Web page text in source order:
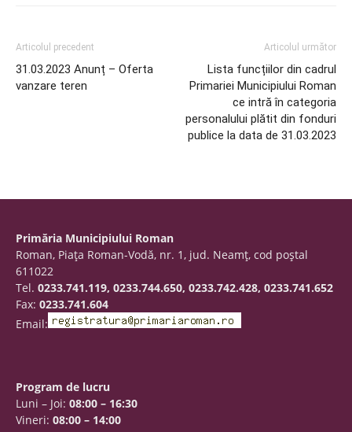
Articolul precedent
31.03.2023 Anunț – Oferta
vanzare teren
Articolul următor
Lista funcțiilor din cadrul
Primariei Municipiului Roman
ce intră în categoria
personalului plătit din fonduri
publice la data de 31.03.2023
Primăria Municipiului Roman
Roman, Piaţa Roman-Vodă, nr. 1, jud. Neamţ, cod poştal
611022
Tel. 0233.741.119, 0233.744.650, 0233.742.428, 0233.741.652
Fax: 0233.741.604
Email:
Program de lucru
Luni – Joi: 08:00 – 16:30
Vineri: 08:00 – 14:00